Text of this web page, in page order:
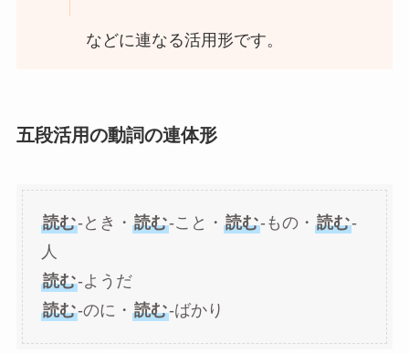
などに連なる活用形です。
五段活用の動詞の連体形
読む-とき・ 読む-こと・ 読む-もの・ 読む-
人
読む-ようだ
読む-のに・ 読む-ばかり